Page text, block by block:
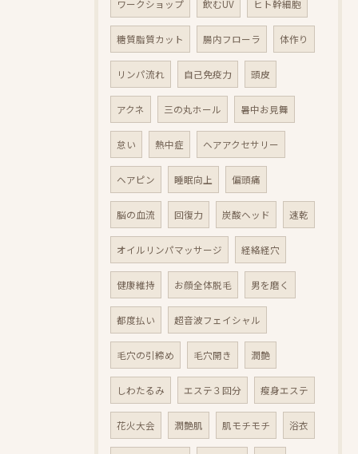
ワークショップ 飲むUV ヒト幹細胞
糖質脂質カット 腸内フローラ 体作り
リンパ流れ 自己免疫力 頭皮
アクネ 三の丸ホール 暑中お見舞
怠い 熱中症 ヘアアクセサリー
ヘアピン 睡眠向上 偏頭痛
脳の血流 回復力 炭酸ヘッド 速乾
オイルリンパマッサージ 経絡経穴
健康維持 お顔全体脱毛 男を磨く
都度払い 超音波フェイシャル
毛穴の引締め 毛穴開き 潤艶
しわたるみ エステ３回分 瘦身エステ
花火大会 潤艶肌 肌モチモチ 浴衣